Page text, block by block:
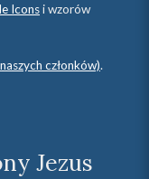
Iconsi wzorów
członków).
Jezus